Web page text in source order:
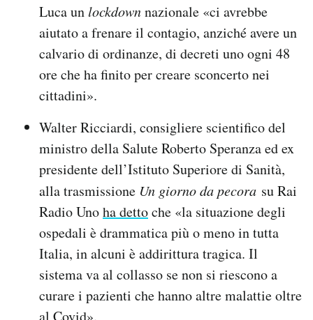
Luca unlockdownnazionale «ci avrebbe
aiutato a frenare il contagio, anziché avere un
calvario di ordinanze, di decreti uno ogni 48
ore che ha finito per creare sconcerto nei
cittadini».
Walter Ricciardi, consigliere scientifico del
ministro della Salute Roberto Speranza ed ex
presidente dell’Istituto Superiore di Sanità,
alla trasmissione Un giorno da pecora su Rai
Radio Unoha dettoche «la situazione degli
ospedali è drammatica più o meno in tutta
Italia, in alcuni è addirittura tragica. Il
sistema va al collasso se non si riescono a
curare i pazienti che hanno altre malattie oltre
al Covid».